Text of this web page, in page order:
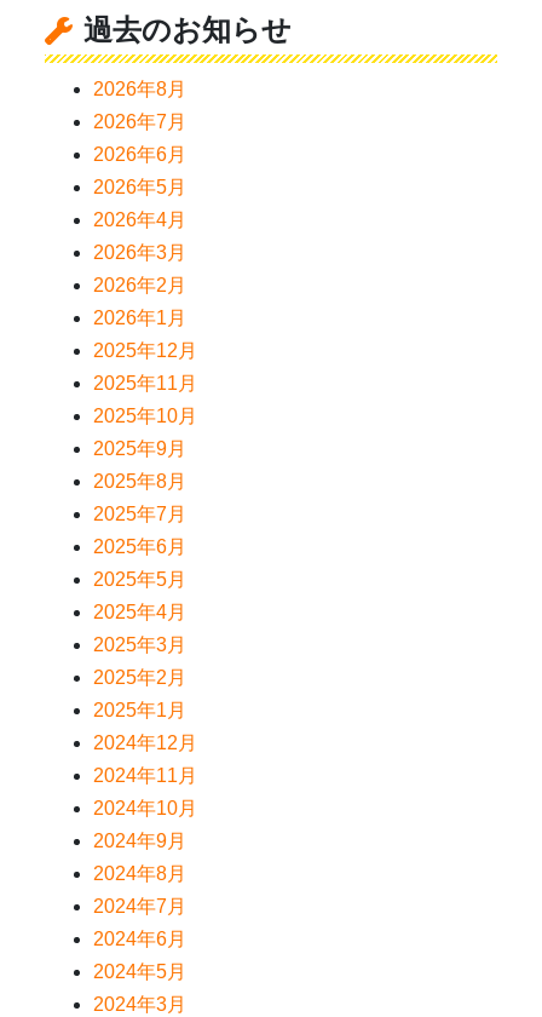
過去のお知らせ
2026年8月
2026年7月
2026年6月
2026年5月
2026年4月
2026年3月
2026年2月
2026年1月
2025年12月
2025年11月
2025年10月
2025年9月
2025年8月
2025年7月
2025年6月
2025年5月
2025年4月
2025年3月
2025年2月
2025年1月
2024年12月
2024年11月
2024年10月
2024年9月
2024年8月
2024年7月
2024年6月
2024年5月
2024年3月